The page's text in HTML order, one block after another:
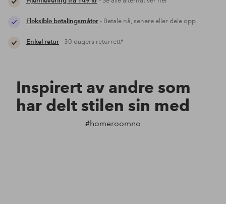
Fleksible betalingsmåter- Betale nå, senere eller dele opp
Enkel retur- 30 dagers returrett*
Inspirert av andre som
har delt stilen sin med
#homeroomno